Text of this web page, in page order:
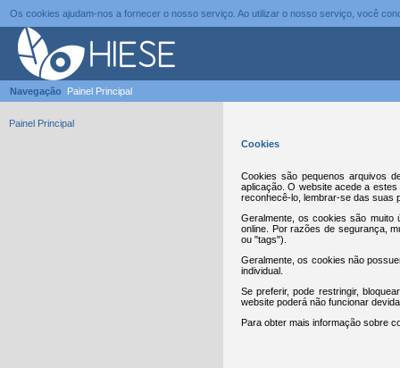
Os cookies ajudam-nos a fornecer o nosso serviço. Ao utilizar o nosso serviço, você
Navegação Painel Principal
Painel Principal
Cookies
Cookies são pequenos arquivos
aplicação. O website acede a
reconhecê-lo, lembrar-se das suas
Geralmente, os cookies são muito
online. Por razões de segurança,
ou "tags").
Geralmente, os cookies não
individual.
Se preferir, pode restringir,
website poderá não funcionar
Para obter mais informação sobre